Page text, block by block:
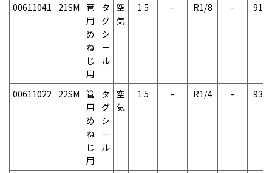
00611041 21SM 管
用
め
ね
じ
用
タ
グ
シ
ー
ル
空
気
1.5 - R1/8 - 91g
00611022 22SM 管
用
め
ね
じ
用
タ
グ
シ
ー
ル
空
気
1.5 - R1/4 - 93g